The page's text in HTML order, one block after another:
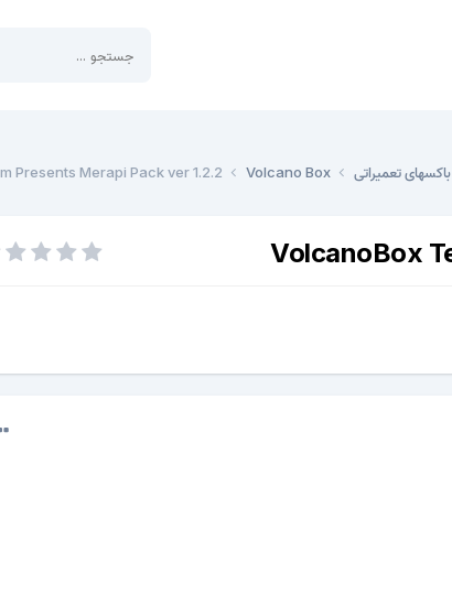
تعمیراتی Volcano Box
Presents Merapi Pack ver 1.2.2
VolcanoBox